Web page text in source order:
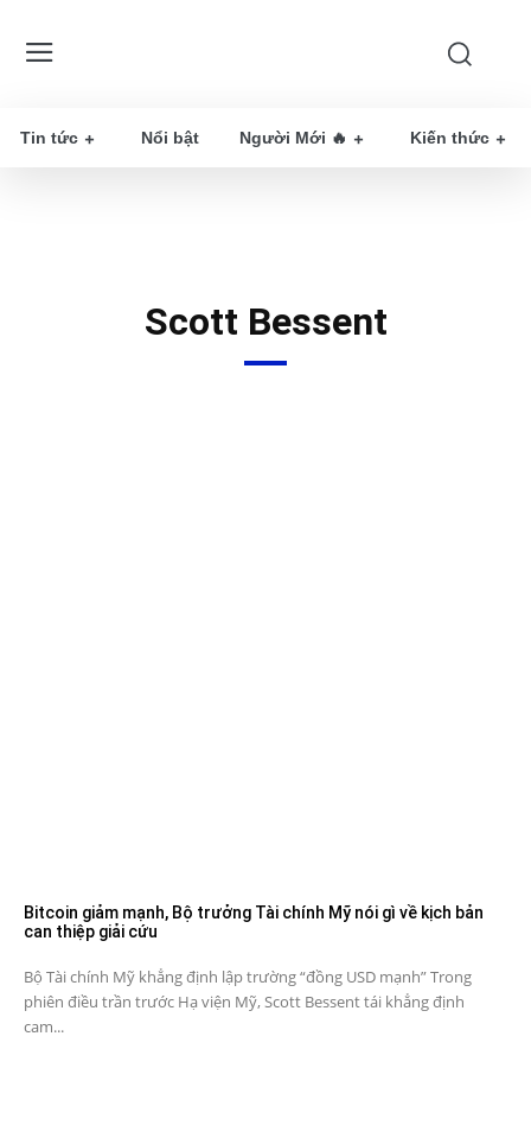
Tin tức Nổi bật Người Mới 🔥 Kiến thức
Scott Bessent
Bitcoin giảm mạnh, Bộ trưởng Tài chính Mỹ nói gì về kịch bản
can thiệp giải cứu
Bộ Tài chính Mỹ khẳng định lập trường “đồng USD mạnh” Trong
phiên điều trần trước Hạ viện Mỹ, Scott Bessent tái khẳng định
cam...